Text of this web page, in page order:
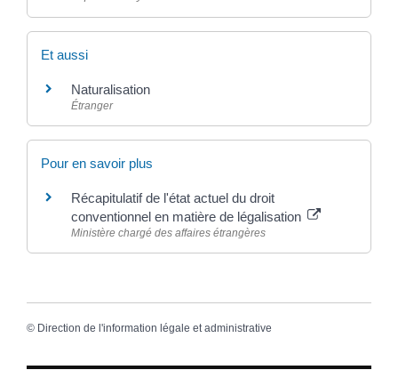
Et aussi
Naturalisation
Étranger
Pour en savoir plus
Récapitulatif de l'état actuel du droit
conventionnel en matière de légalisation
Ministère chargé des affaires étrangères
© Direction de l'information légale et administrative